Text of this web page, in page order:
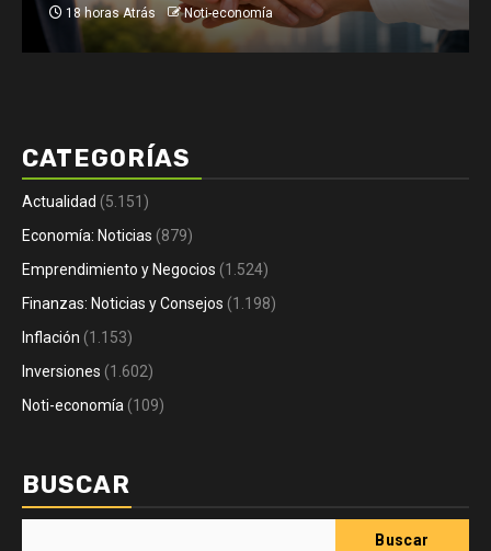
2 días Atrás Noti-economía
CATEGORÍAS
Actualidad (5.151)
Economía: Noticias (879)
Emprendimiento y Negocios (1.524)
Finanzas: Noticias y Consejos (1.198)
Inflación (1.153)
Inversiones (1.602)
Noti-economía (109)
BUSCAR
Buscar